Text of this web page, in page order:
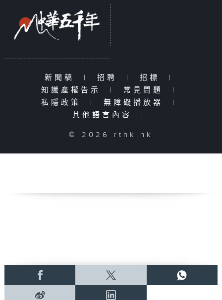
新聞稿 | 招聘 | 招標
|
知識產權告示
| 常見問題
|
私隱政策
| 無障礙播放器
|
其他語言內容
|
© 2026 rthk.hk